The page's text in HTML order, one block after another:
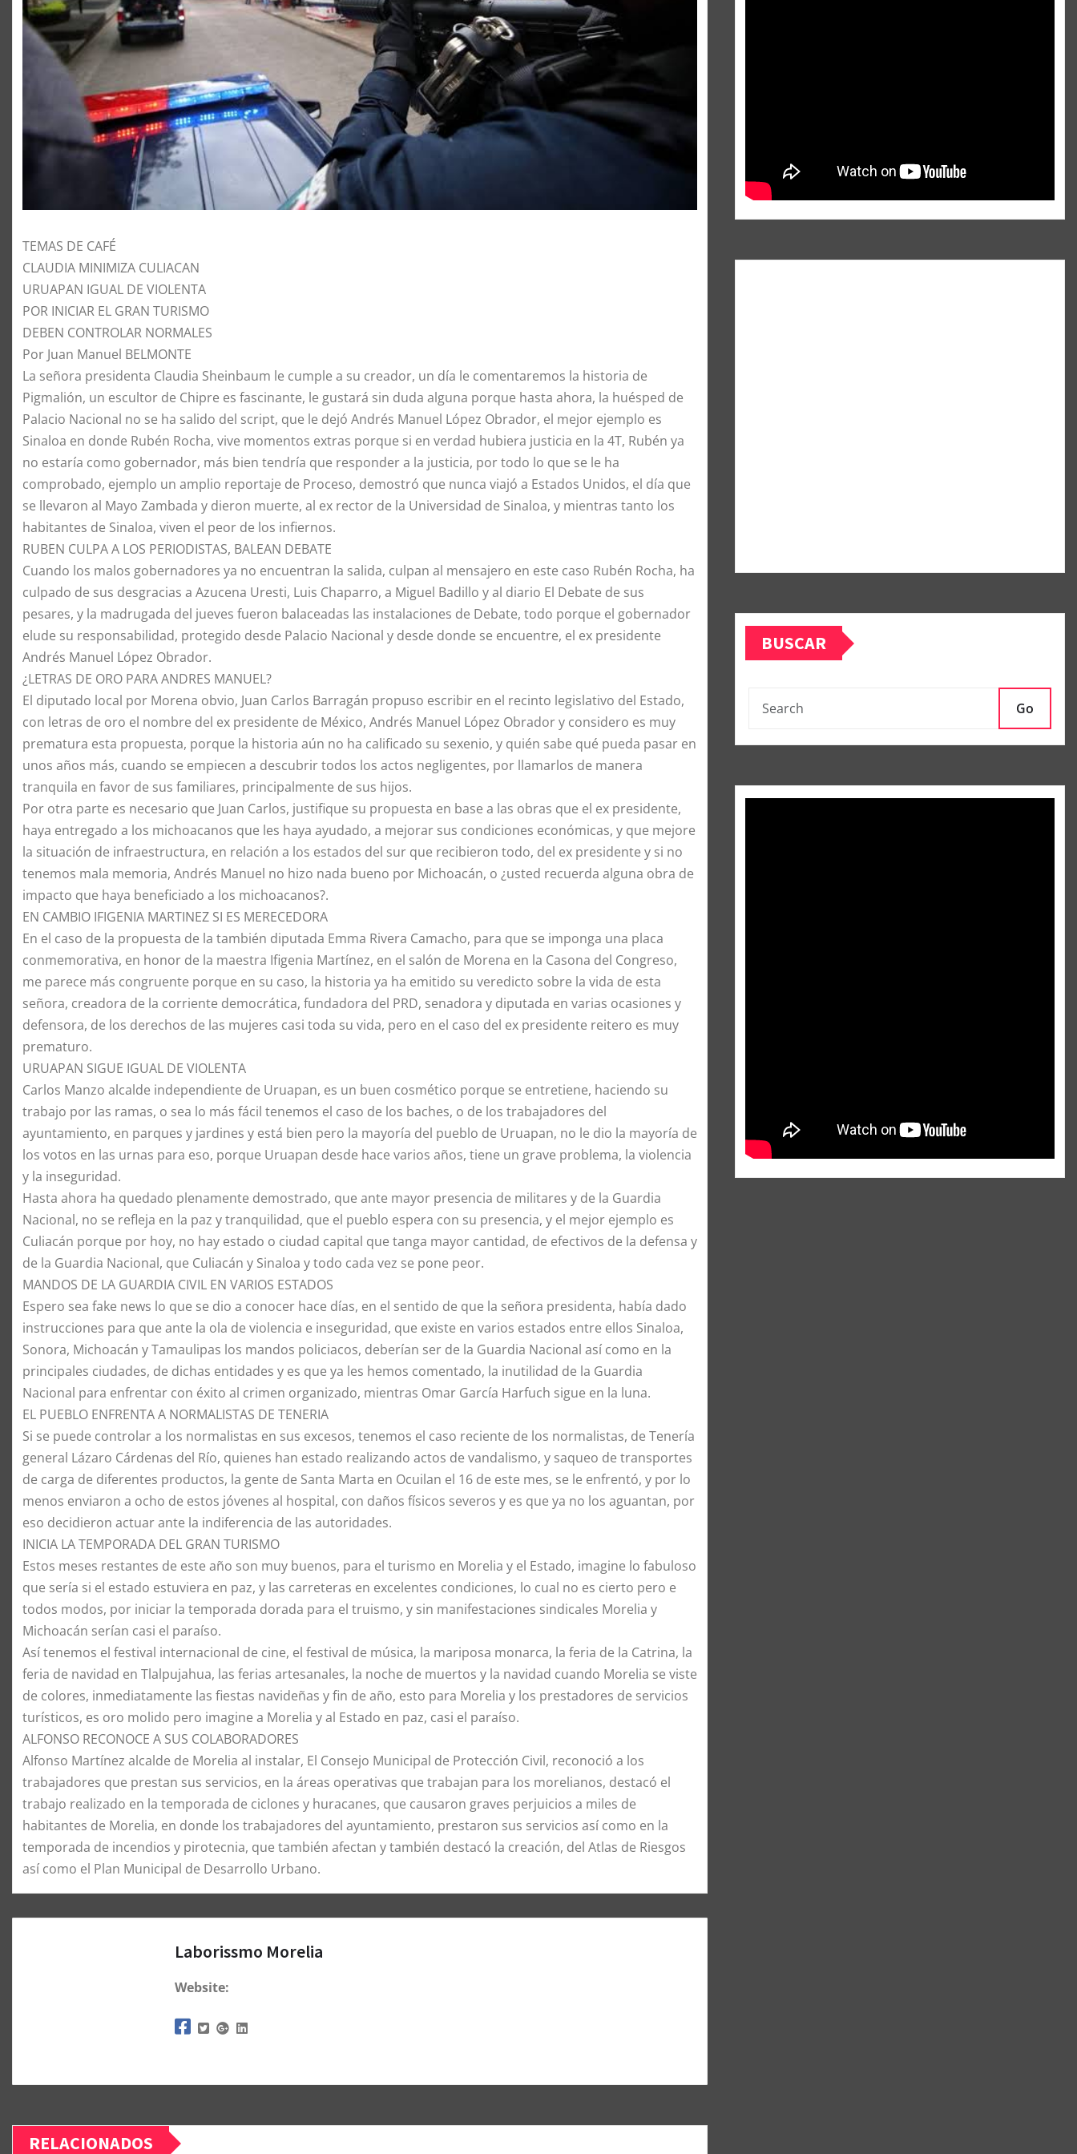
TEMAS DE CAFÉ
CLAUDIA MINIMIZA CULIACAN
URUAPAN IGUAL DE VIOLENTA
POR INICIAR EL GRAN TURISMO
DEBEN CONTROLAR NORMALES
Por Juan Manuel BELMONTE
La señora presidenta Claudia Sheinbaum le cumple a su creador, un día le comentaremos la historia de
Pigmalión, un escultor de Chipre es fascinante, le gustará sin duda alguna porque hasta ahora, la huésped de
Palacio Nacional no se ha salido del script, que le dejó Andrés Manuel López Obrador, el mejor ejemplo es
Sinaloa en donde Rubén Rocha, vive momentos extras porque si en verdad hubiera justicia en la 4T, Rubén ya
no estaría como gobernador, más bien tendría que responder a la justicia, por todo lo que se le ha
comprobado, ejemplo un amplio reportaje de Proceso, demostró que nunca viajó a Estados Unidos, el día que
se llevaron al Mayo Zambada y dieron muerte, al ex rector de la Universidad de Sinaloa, y mientras tanto los
habitantes de Sinaloa, viven el peor de los infiernos.
RUBEN CULPA A LOS PERIODISTAS, BALEAN DEBATE
Cuando los malos gobernadores ya no encuentran la salida, culpan al mensajero en este caso Rubén Rocha, ha
culpado de sus desgracias a Azucena Uresti, Luis Chaparro, a Miguel Badillo y al diario El Debate de sus
pesares, y la madrugada del jueves fueron balaceadas las instalaciones de Debate, todo porque el gobernador
elude su responsabilidad, protegido desde Palacio Nacional y desde donde se encuentre, el ex presidente
Andrés Manuel López Obrador.
¿LETRAS DE ORO PARA ANDRES MANUEL?
El diputado local por Morena obvio, Juan Carlos Barragán propuso escribir en el recinto legislativo del Estado,
con letras de oro el nombre del ex presidente de México, Andrés Manuel López Obrador y considero es muy
prematura esta propuesta, porque la historia aún no ha calificado su sexenio, y quién sabe qué pueda pasar en
unos años más, cuando se empiecen a descubrir todos los actos negligentes, por llamarlos de manera
tranquila en favor de sus familiares, principalmente de sus hijos.
Por otra parte es necesario que Juan Carlos, justifique su propuesta en base a las obras que el ex presidente,
haya entregado a los michoacanos que les haya ayudado, a mejorar sus condiciones económicas, y que mejore
la situación de infraestructura, en relación a los estados del sur que recibieron todo, del ex presidente y si no
tenemos mala memoria, Andrés Manuel no hizo nada bueno por Michoacán, o ¿usted recuerda alguna obra de
impacto que haya beneficiado a los michoacanos?.
EN CAMBIO IFIGENIA MARTINEZ SI ES MERECEDORA
En el caso de la propuesta de la también diputada Emma Rivera Camacho, para que se imponga una placa
conmemorativa, en honor de la maestra Ifigenia Martínez, en el salón de Morena en la Casona del Congreso,
me parece más congruente porque en su caso, la historia ya ha emitido su veredicto sobre la vida de esta
señora, creadora de la corriente democrática, fundadora del PRD, senadora y diputada en varias ocasiones y
defensora, de los derechos de las mujeres casi toda su vida, pero en el caso del ex presidente reitero es muy
prematuro.
URUAPAN SIGUE IGUAL DE VIOLENTA
Carlos Manzo alcalde independiente de Uruapan, es un buen cosmético porque se entretiene, haciendo su
trabajo por las ramas, o sea lo más fácil tenemos el caso de los baches, o de los trabajadores del
ayuntamiento, en parques y jardines y está bien pero la mayoría del pueblo de Uruapan, no le dio la mayoría de
los votos en las urnas para eso, porque Uruapan desde hace varios años, tiene un grave problema, la violencia
y la inseguridad.
Hasta ahora ha quedado plenamente demostrado, que ante mayor presencia de militares y de la Guardia
Nacional, no se refleja en la paz y tranquilidad, que el pueblo espera con su presencia, y el mejor ejemplo es
Culiacán porque por hoy, no hay estado o ciudad capital que tanga mayor cantidad, de efectivos de la defensa y
de la Guardia Nacional, que Culiacán y Sinaloa y todo cada vez se pone peor.
MANDOS DE LA GUARDIA CIVIL EN VARIOS ESTADOS
Espero sea fake news lo que se dio a conocer hace días, en el sentido de que la señora presidenta, había dado
instrucciones para que ante la ola de violencia e inseguridad, que existe en varios estados entre ellos Sinaloa,
Sonora, Michoacán y Tamaulipas los mandos policiacos, deberían ser de la Guardia Nacional así como en la
principales ciudades, de dichas entidades y es que ya les hemos comentado, la inutilidad de la Guardia
Nacional para enfrentar con éxito al crimen organizado, mientras Omar García Harfuch sigue en la luna.
EL PUEBLO ENFRENTA A NORMALISTAS DE TENERIA
Si se puede controlar a los normalistas en sus excesos, tenemos el caso reciente de los normalistas, de Tenería
general Lázaro Cárdenas del Río, quienes han estado realizando actos de vandalismo, y saqueo de transportes
de carga de diferentes productos, la gente de Santa Marta en Ocuilan el 16 de este mes, se le enfrentó, y por lo
menos enviaron a ocho de estos jóvenes al hospital, con daños físicos severos y es que ya no los aguantan, por
eso decidieron actuar ante la indiferencia de las autoridades.
INICIA LA TEMPORADA DEL GRAN TURISMO
Estos meses restantes de este año son muy buenos, para el turismo en Morelia y el Estado, imagine lo fabuloso
que sería si el estado estuviera en paz, y las carreteras en excelentes condiciones, lo cual no es cierto pero e
todos modos, por iniciar la temporada dorada para el truismo, y sin manifestaciones sindicales Morelia y
Michoacán serían casi el paraíso.
Así tenemos el festival internacional de cine, el festival de música, la mariposa monarca, la feria de la Catrina, la
feria de navidad en Tlalpujahua, las ferias artesanales, la noche de muertos y la navidad cuando Morelia se viste
de colores, inmediatamente las fiestas navideñas y fin de año, esto para Morelia y los prestadores de servicios
turísticos, es oro molido pero imagine a Morelia y al Estado en paz, casi el paraíso.
ALFONSO RECONOCE A SUS COLABORADORES
Alfonso Martínez alcalde de Morelia al instalar, El Consejo Municipal de Protección Civil, reconoció a los
trabajadores que prestan sus servicios, en la áreas operativas que trabajan para los morelianos, destacó el
trabajo realizado en la temporada de ciclones y huracanes, que causaron graves perjuicios a miles de
habitantes de Morelia, en donde los trabajadores del ayuntamiento, prestaron sus servicios así como en la
temporada de incendios y pirotecnia, que también afectan y también destacó la creación, del Atlas de Riesgos
así como el Plan Municipal de Desarrollo Urbano.
Laborissmo Morelia
Website:
RELACIONADOS
BUSCAR
Go